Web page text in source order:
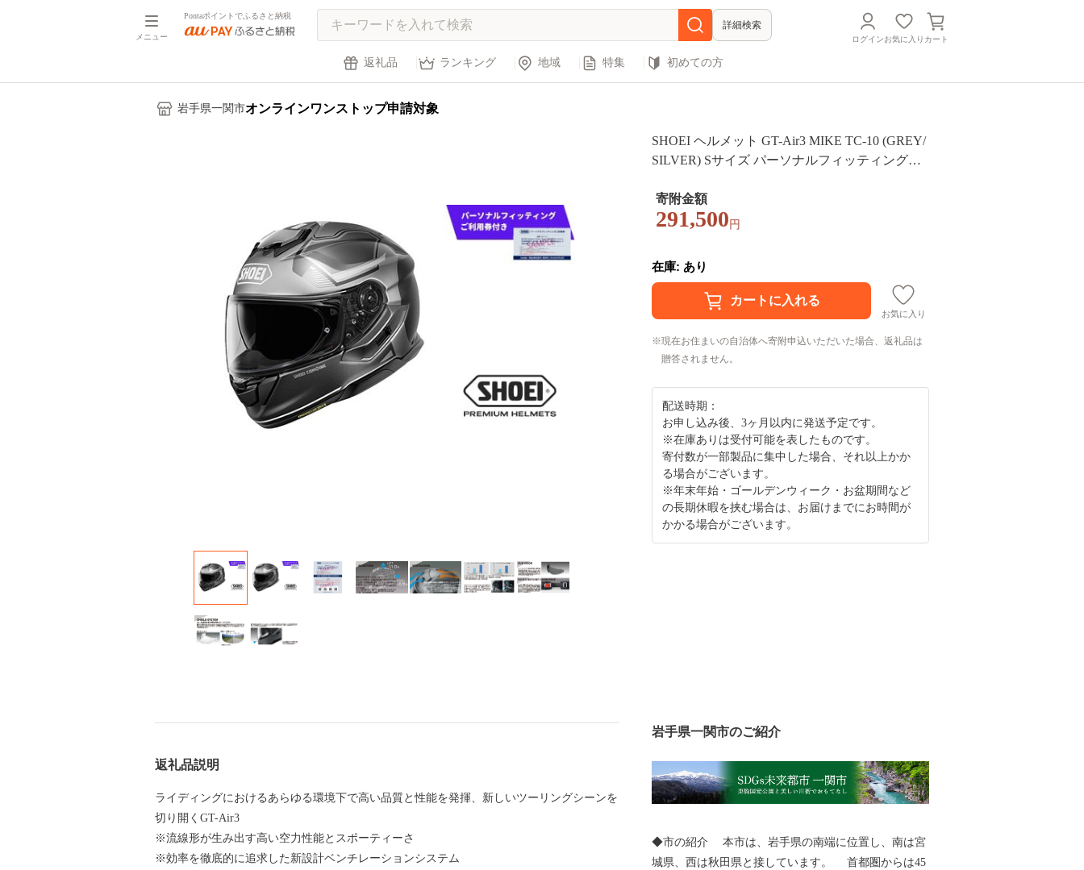
メニュー
Pontaポイントでふるさと納税
詳細検索
ログインお気に入り カート
返礼品 ランキング 地域 特集 初めての方
岩手県一関市オンラインワンストップ申請対象
SHOEI ヘルメット GT-Air3 MIKE TC-10 (GREY/
SILVER) Sサイズ パーソナルフィッティングご
ク用品 ツーリング SHOEI品質 shoei スポーツ メ
ンズ レディース
寄附金額
291,500 円
在庫: あり
お気に入り
現在お住まいの自治体へ寄附申込いただいた場合、返礼品は
贈答されません。
配送時期：
お申し込み後、3ヶ月以内に発送予定です。
※在庫ありは受付可能を表したものです。
寄付数が一部製品に集中した場合、それ以上かか
る場合がございます。
※年末年始・ゴールデンウィーク・お盆期間など
の長期休暇を挟む場合は、お届けまでにお時間が
かかる場合がございます。
返礼品説明
ライディングにおけるあらゆる環境下で高い品質と性能を発揮、新しいツーリングシーンを
切り開くGT-Air3
※流線形が生み出す高い空力性能とスポーティーさ
※効率を徹底的に追求した新設計ベンチレーションシステム
岩手県一関市のご紹介
◆市の紹介 本市は、岩手県の南端に位置し、南は宮
城県、西は秋田県と接しています。 首都圏からは45